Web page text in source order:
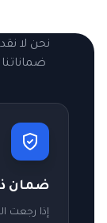
نحن لا
ضمان ذهبي